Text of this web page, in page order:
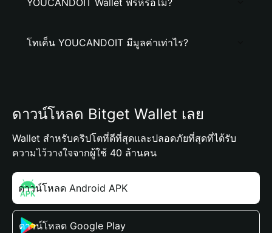
YOUCANDOIT Wallet ฟรีหรือไม่?
โทเค็น YOUCANDOIT มีมูลค่าเท่าไร?
ดาวน์โหลด Bitget Wallet เลย
Wallet สำหรับคริปโตที่ดีที่สุดและปลอดภัยที่สุดที่ได้รับ
ความไว้วางใจจากผู้ใช้ 40 ล้านคน
ดาวน์โหลด Android APK
ดาวน์โหลด Google Play